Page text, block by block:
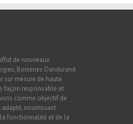
de nouveaux
Boiseries Dandurand
sur mesure de haute
façon responsable et
comme objectif de
nourrissant
fonctionnalité et de la